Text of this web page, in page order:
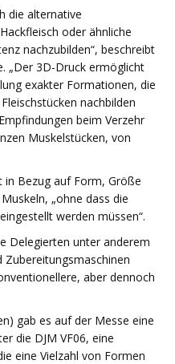
die alternative
oder ähnliche
nachzubilden“, beschreibt
„Der 3D-Druck ermöglicht
exakter Formationen, die
nachbilden
beim Verzehr
Muskelstücken, von
in Bezug auf Form, Größe
„ohne dass die
werden müssen“.
Delegierten unter anderem
Zubereitungsmaschinen
aber dennoch
gab es auf der Messe eine
die DJM VF06, eine
eine Vielzahl von Formen